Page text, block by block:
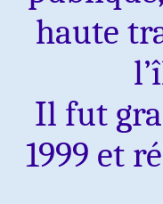
haute
Il fut
1999 et